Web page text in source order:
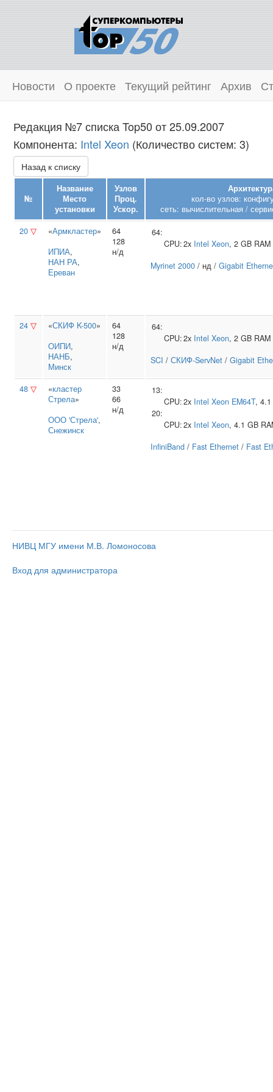
Новости О проекте Текущий рейтинг Архив
Редакция №7 списка Top50 от 25.09.2007
Компонента: Intel Xeon (Количество систем: 3)
Назад к списку
№
Название
Место
установки
Узлов
Проц.
Ускор.
кол-во узлов:
сеть: вычислительная /
20 ▽ «Армкластер»
ИПИА,
НАН РА,
Ереван
64
128
н/д
64:
CPU:2x Intel Xeon, 2 GB RAM
Myrinet 2000 / нд / Gigabit
24 ▽ «СКИФ K-500»
ОИПИ,
НАНБ,
Минск
64
128
н/д
64:
CPU:2x Intel Xeon, 2 GB RAM
SCI / СКИФ-ServNet / Gigabit
48 ▽ «кластер
Стрела»
ООО 'Стрела',
Снежинск
33
66
н/д
13:
CPU:2x Intel Xeon EM64T, 4.1
20:
CPU:2x Intel Xeon, 4.1 GB
InfiniBand / Fast Ethernet / Fast
НИВЦ МГУ имени М.В. Ломоносова
Вход для администратора